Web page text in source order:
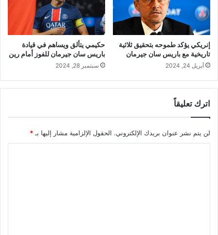
إنريكي يؤكد طموحه بتحقيق ثلاثية
تاريخية مع باريس سان جيرمان
أبريل 24, 2024
حكيمي يتألق ويساهم في قيادة
باريس سان جيرمان للفوز أمام رين
سبتمبر 28, 2024
اترك تعليقاً
لن يتم نشر عنوان بريدك الإلكتروني. الحقول الإلزامية مشار إليها بـ*